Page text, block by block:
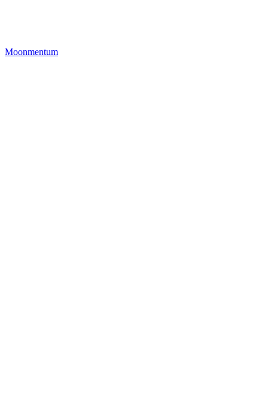
Moonmentum